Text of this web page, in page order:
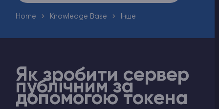
Home Knowledge Base Інше
Як зробити сервер
публічним за
допомогою токена